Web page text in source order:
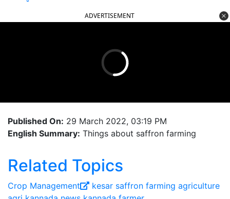
ADVERTISEMENT
Published On: 29 March 2022, 03:19 PM
English Summary: Things about saffron farming
Related Topics
Crop Management kesar saffron farming agriculture